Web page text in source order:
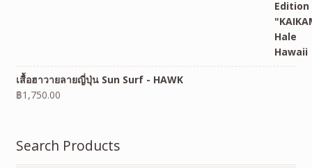
เสื้อฮาวายลายญี่ปุ่น Sun Surf - HAWK
฿1,750.00
Search Products